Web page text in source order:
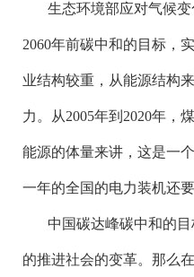
生态环境部应对气候
2060年前碳中和的目标，
业结构较重，从能源结构
力。从2005年到2020年，
能源的体量来讲，这是一
一年的全国的电力装机还要
中国碳达峰碳中和的
的推进社会的变革。那么